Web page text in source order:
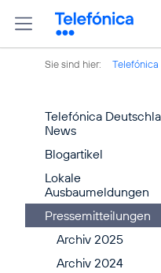
Sie sind hier:
Telefónica
News
Blogartikel
Lokale
Ausbaumeldungen
Pressemitteilungen
Archiv 2025
Archiv 2024